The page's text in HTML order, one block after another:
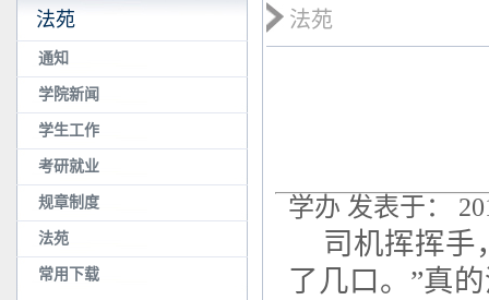
法苑
通知
学院新闻
学生工作
考研就业
规章制度
法苑
常用下载
法苑
学办 发表于：
司机挥挥手
了几口。”真